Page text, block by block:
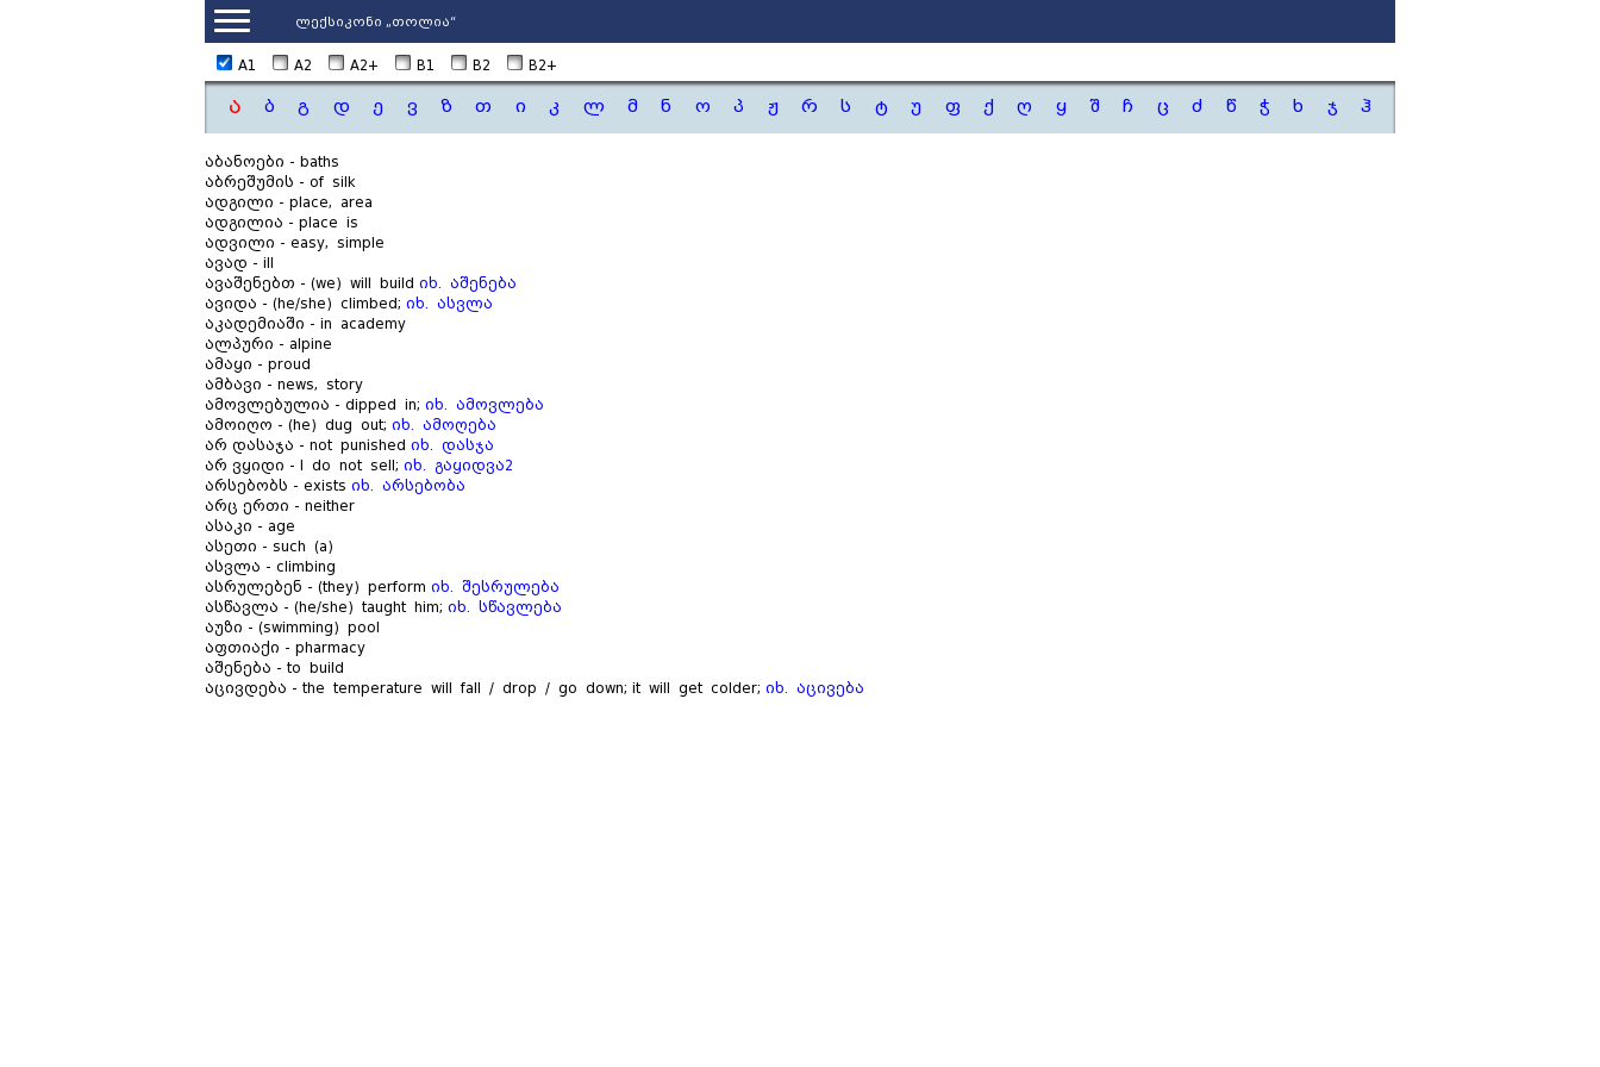
ლექსიკონი „თოლია“
A1 A2 A2+ B1 B2 B2+
ა ბ გ დ ე ვ ზ თ ი კ ლ მ ნ ო პ ჟ რ ს ტ უ ფ ქ ღ ყ შ ჩ ც ძ წ ჭ ხ ჯ ჰ
აბანოები - baths
აბრეშუმის - of silk
ადგილი - place, area
ადგილია - place is
ადვილი - easy, simple
ავად - ill
ავაშენებთ - (we) will build იხ. აშენება
ავიდა - (he/she) climbed; იხ. ასვლა
აკადემიაში - in academy
ალპური - alpine
ამაყი - proud
ამბავი - news, story
ამოვლებულია - dipped in; იხ. ამოვლება
ამოიღო - (he) dug out; იხ. ამოღება
არ დასაჯა - not punished იხ. დასჯა
არ ვყიდი - I do not sell; იხ. გაყიდვა2
არსებობს - exists იხ. არსებობა
არც ერთი - neither
ასაკი - age
ასეთი - such (a)
ასვლა - climbing
ასრულებენ - (they) perform იხ. შესრულება
ასწავლა - (he/she) taught him; იხ. სწავლება
აუზი - (swimming) pool
აფთიაქი - pharmacy
აშენება - to build
აცივდება - the temperature will fall / drop / go down; it will get colder; იხ. აცივება